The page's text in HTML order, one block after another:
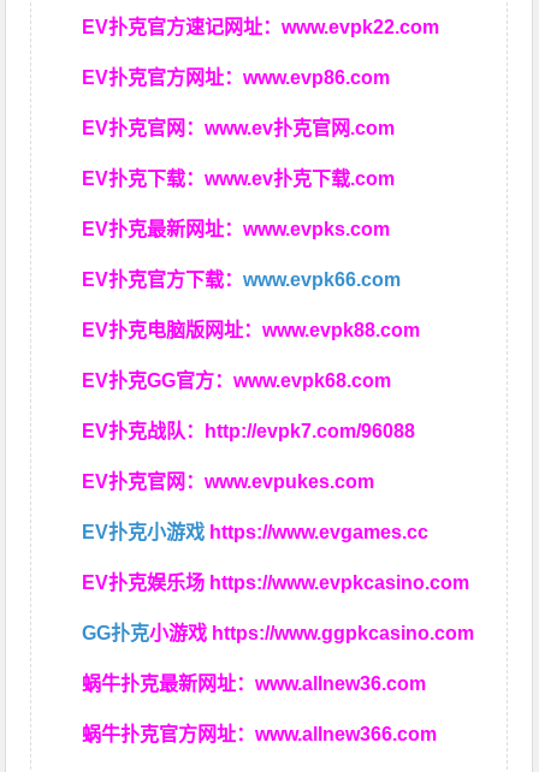
EV扑克官方速记网址：www.evpk22.com
EV扑克官方网址：www.evp86.com
EV扑克官网：www.ev扑克官网.com
EV扑克下载：www.ev扑克下载.com
EV扑克最新网址：www.evpks.com
EV扑克官方下载：www.evpk66.com
EV扑克电脑版网址：www.evpk88.com
EV扑克GG官方：www.evpk68.com
EV扑克战队： http://evpk7.com/96088
EV扑克官网：www.evpukes.com
EV扑克小游戏 https://www.evgames.cc
EV扑克娱乐场 https://www.evpkcasino.com
GG扑克小游戏 https://www.ggpkcasino.com
蜗牛扑克最新网址：www.allnew36.com
蜗牛扑克官方网址：www.allnew366.com